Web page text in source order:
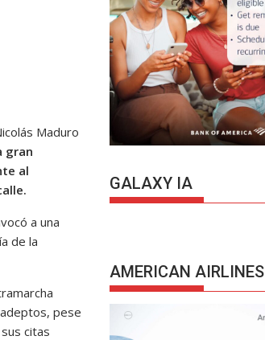
Maduro
gran
al
a una
de la
pese
citas
GALAXY IA
AMERICAN AIRLINES